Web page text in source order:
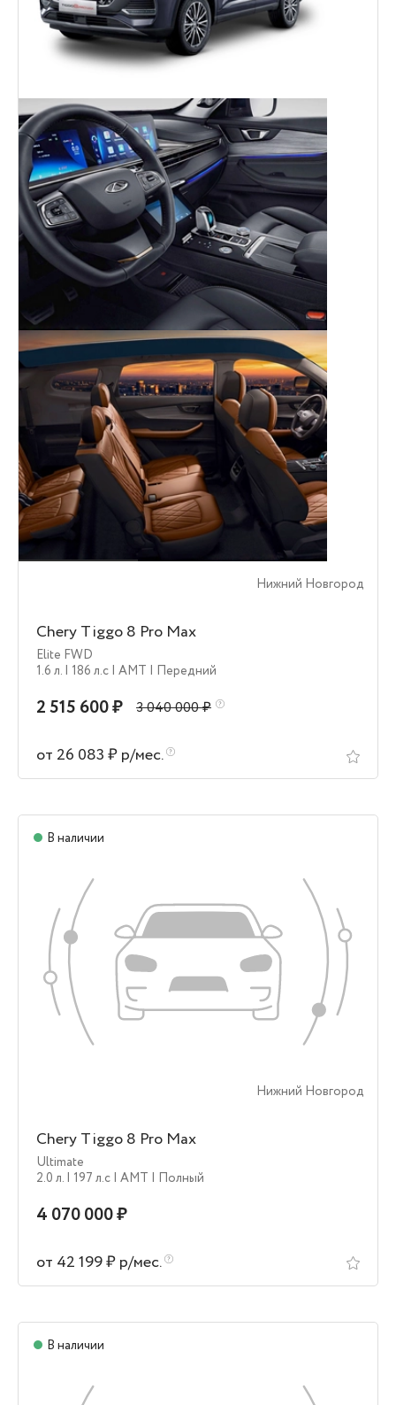
Нижний Новгород
Chery Tiggo 8 Pro Max
Elite FWD
1.6 л. | 186 л.c | AMT | Передний
2 515 600 ₽ 3 040 000 ₽
от 26 083 ₽ р/мес.
В наличии
Нижний Новгород
Chery Tiggo 8 Pro Max
Ultimate
2.0 л. | 197 л.c | AMT | Полный
4 070 000 ₽
от 42 199 ₽ р/мес.
В наличии